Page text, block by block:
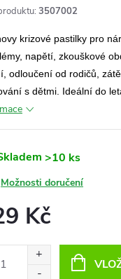
3507002
krizové pastilky pro
napětí, zkouškové
odloučení od rodičů,
s dětmi. Ideální do
>10 ks
Možnosti doručení
Kč